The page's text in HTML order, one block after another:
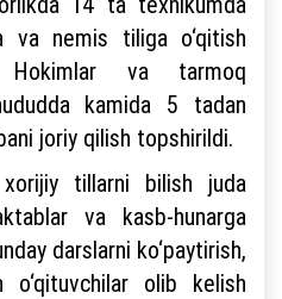
va nemis tiliga o‘qitish
Hokimlar va tarmoq
kamida 5 tadan
joriy qilish topshirildi.
xorijiy tillarni bilish juda
va kasb-hunarga
darslarni ko‘paytirish,
o‘qituvchilar olib kelish